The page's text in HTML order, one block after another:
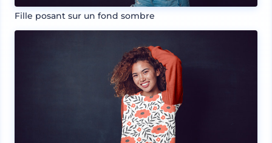
Fille posant sur un fond sombre